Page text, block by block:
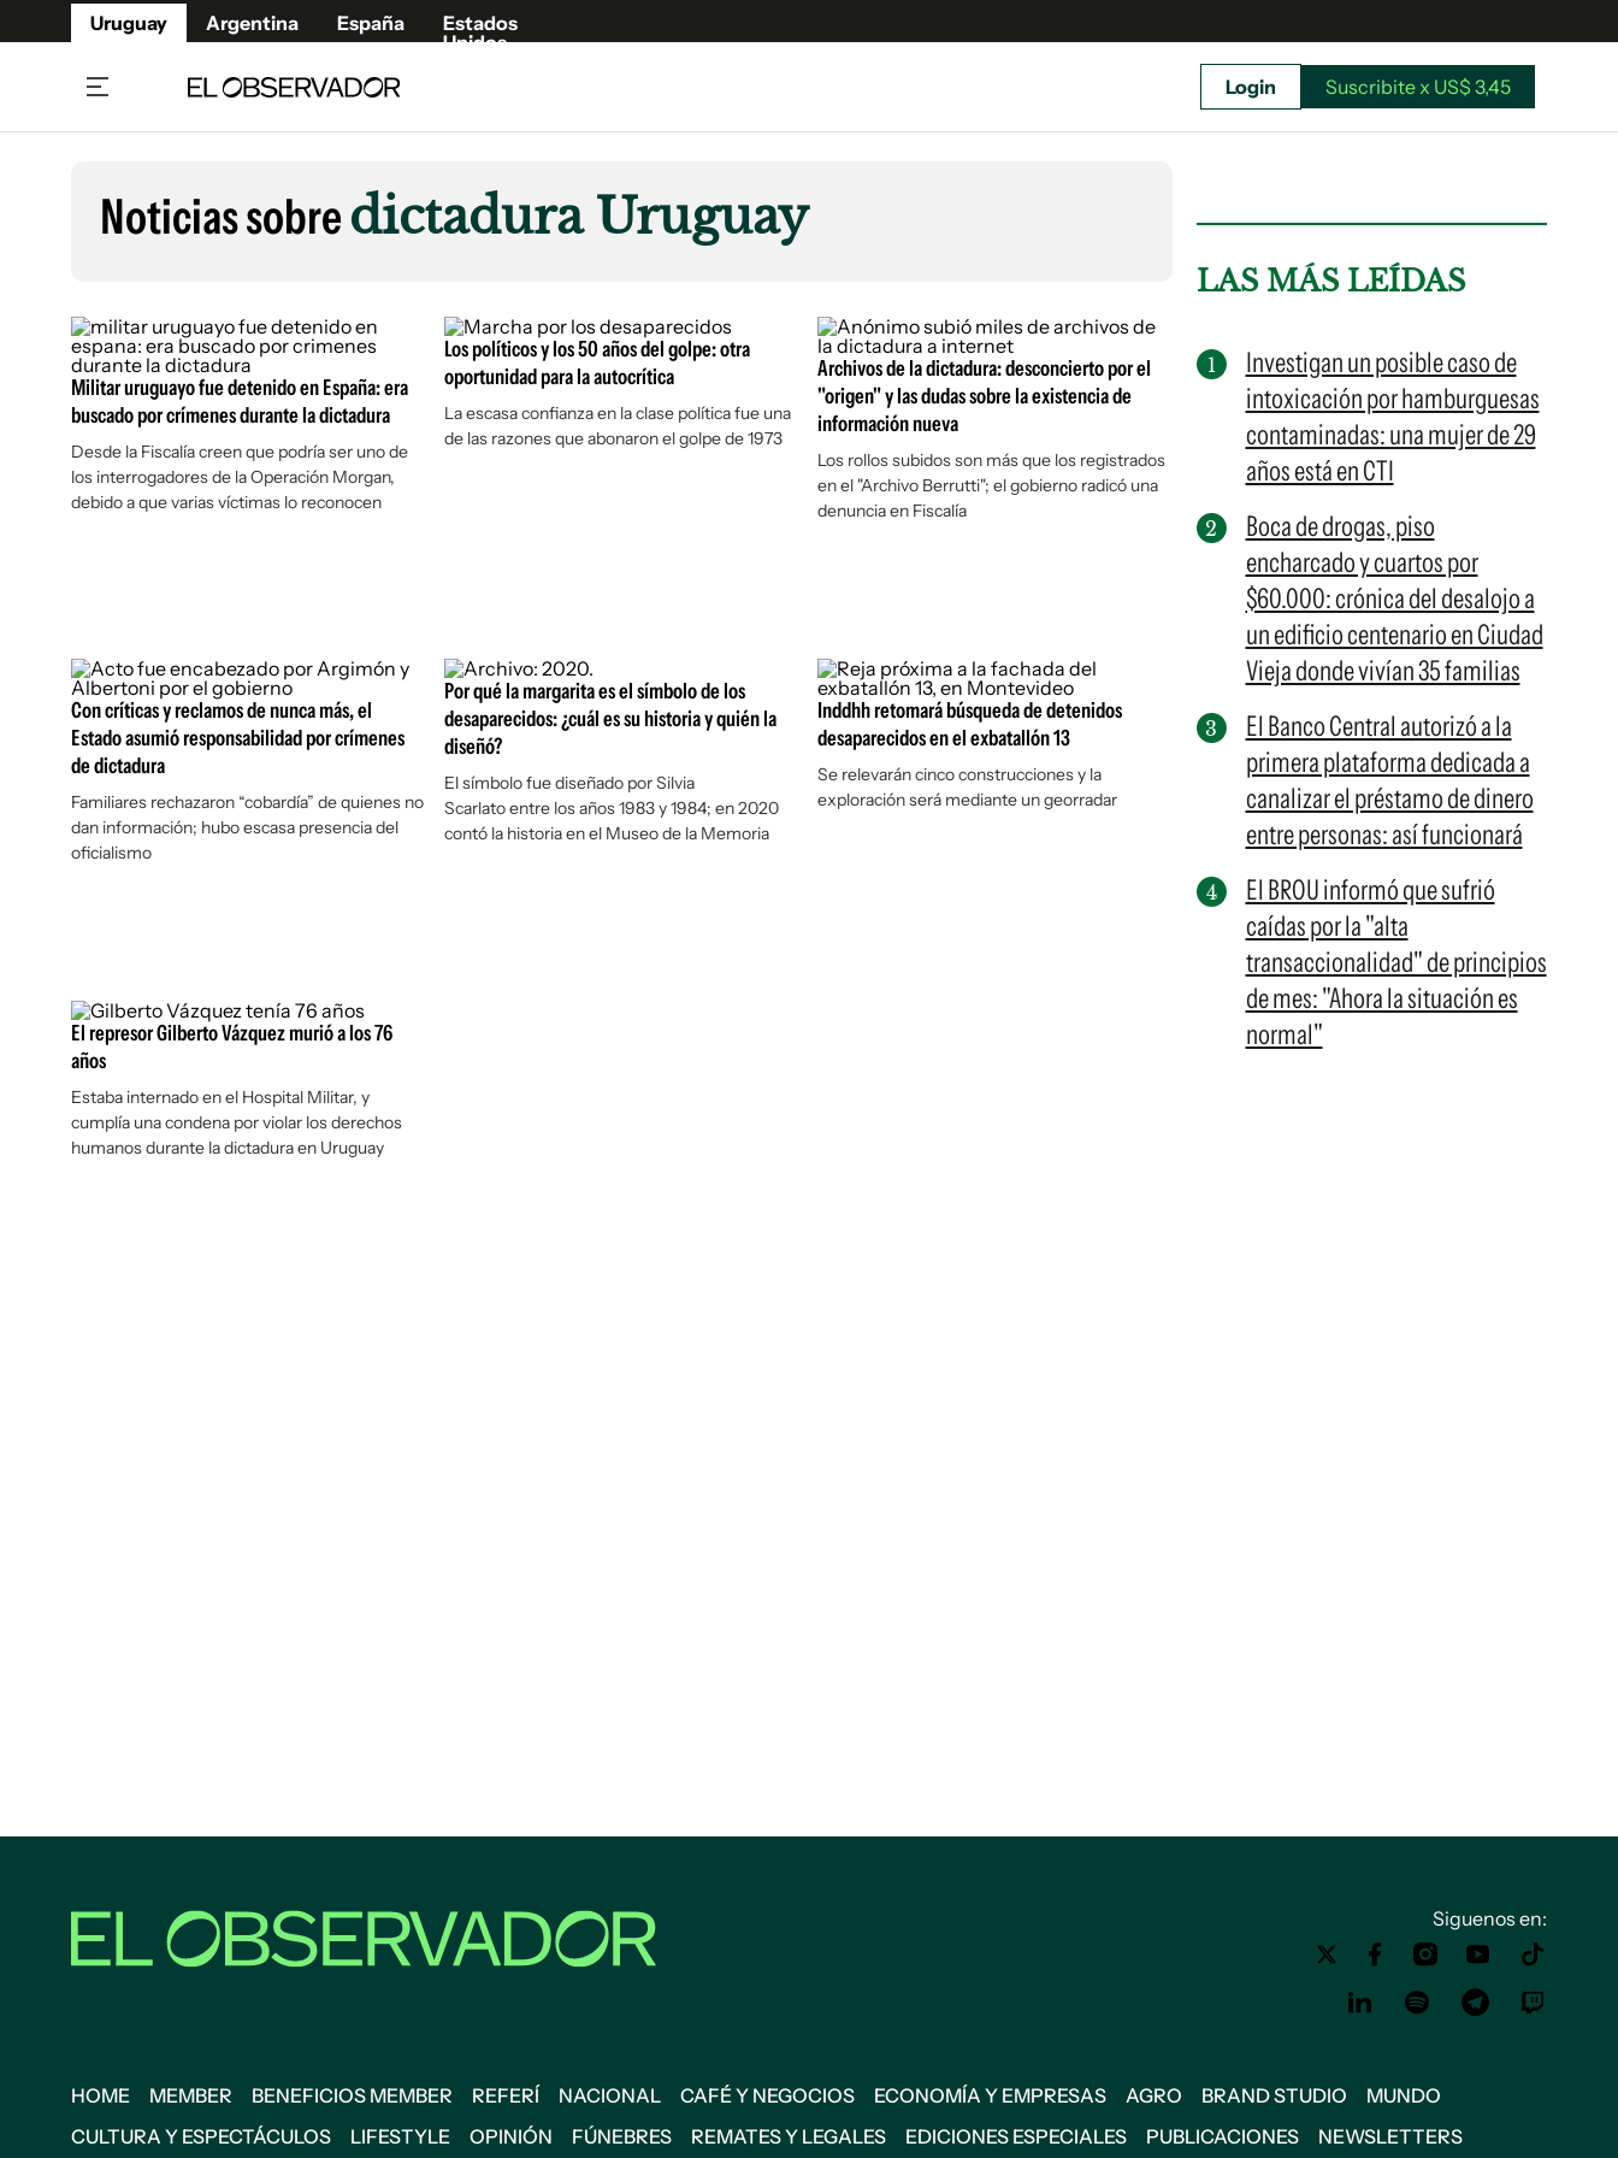
Uruguay Argentina España
Estados
Unidos
Beneficios Member
Café y Negocios
Economía y Empresas
Agro
Brand Studio
Mundo
Cultura y Espectáculos
Fúnebres
Publicaciones
Newsletters
Argentina
España
Suscribite x US$ 3,45
Login Suscribite x US$ 3,45
Noticias sobredictadura Uruguay
Militar uruguayo fue detenido en España: era
buscado por crímenes durante la dictadura
Desde la Fiscalía creen que podría ser uno de
los interrogadores de la Operación Morgan,
debido a que varias víctimas lo reconocen
Los políticos y los 50 años del golpe: otra
oportunidad para la autocrítica
La escasa confianza en la clase política fue una
de las razones que abonaron el golpe de 1973
Archivos de la dictadura: desconcierto por el
"origen" y las dudas sobre la existencia de
información nueva
Los rollos subidos son más que los registrados
en el "Archivo Berrutti"; el gobierno radicó una
denuncia en Fiscalía
Con críticas y reclamos de nunca más, el
Estado asumió responsabilidad por crímenes
de dictadura
Familiares rechazaron “cobardía” de quienes no
dan información; hubo escasa presencia del
oficialismo
Por qué la margarita es el símbolo de los
desaparecidos: ¿cuál es su historia y quién la
diseñó?
El símbolo fue diseñado por Silvia
Scarlato entre los años 1983 y 1984; en 2020
contó la historia en el Museo de la Memoria
Inddhh retomará búsqueda de detenidos
desaparecidos en el exbatallón 13
Se relevarán cinco construcciones y la
exploración será mediante un georradar
El represor Gilberto Vázquez murió a los 76
años
Estaba internado en el Hospital Militar, y
cumplía una condena por violar los derechos
humanos durante la dictadura en Uruguay
LAS MÁS LEÍDAS
Investigan un posible caso de
intoxicación por hamburguesas
contaminadas: una mujer de 29
años está en CTI
Boca de drogas, piso
encharcado y cuartos por
$60.000: crónica del desalojo a
un edificio centenario en Ciudad
Vieja donde vivían 35 familias
El Banco Central autorizó a la
primera plataforma dedicada a
canalizar el préstamo de dinero
entre personas: así funcionará
El BROU informó que sufrió
caídas por la "alta
transaccionalidad" de principios
de mes: "Ahora la situación es
normal"
Siguenos en:
HOME MEMBER BENEFICIOS MEMBER REFERÍ NACIONAL CAFÉ Y NEGOCIOS ECONOMÍA Y EMPRESAS AGRO BRAND STUDIO
MUNDO
CULTURA Y ESPECTÁCULOS
LIFESTYLE OPINIÓN FÚNEBRES REMATES Y LEGALES EDICIONES ESPECIALES PUBLICACIONES NEWSLETTERS